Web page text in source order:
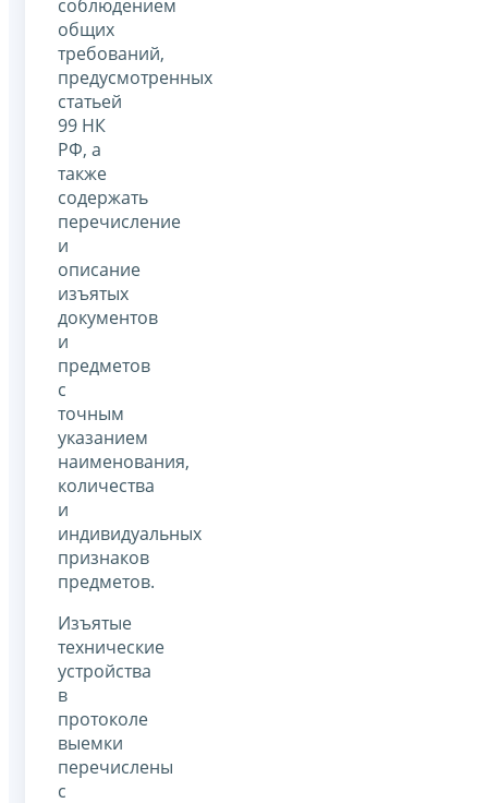
соблюдением
общих
требований,
предусмотренных
статьей
99 НК
РФ, а
также
содержать
перечисление
и
описание
изъятых
документов
и
предметов
с
точным
указанием
наименования,
количества
и
индивидуальных
признаков
предметов.
Изъятые
технические
устройства
в
протоколе
выемки
перечислены
с